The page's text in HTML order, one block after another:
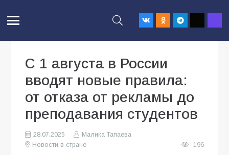
С 1 августа в России
вводят новые правила:
от отказа от рекламы до
преподавания студентов
28.07.2025
Малика Тапаева
Новости в стране
196